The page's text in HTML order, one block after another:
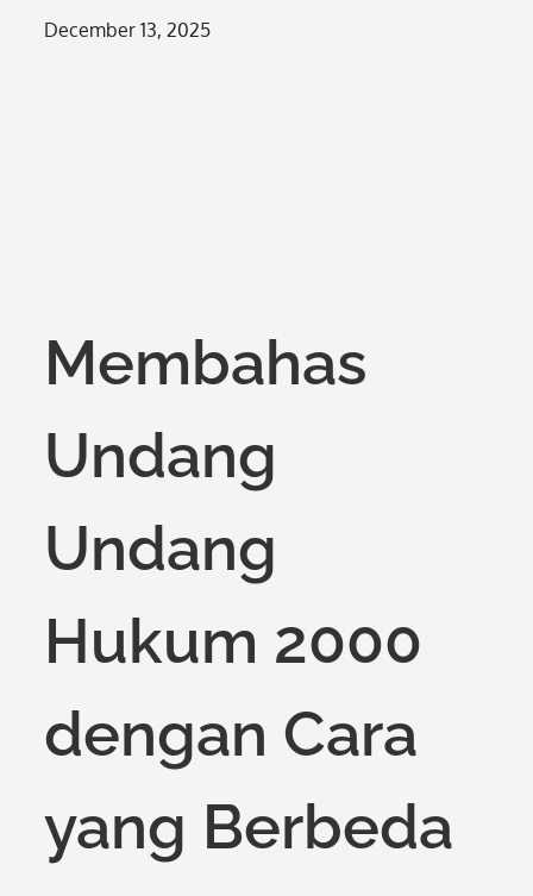
Posted
December 13, 2025
Membahas
Undang
Undang
Hukum 2000
dengan Cara
yang Berbeda